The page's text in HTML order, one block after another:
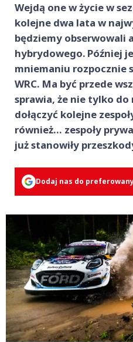
Wejdą one w życie w
kolejne dwa lata w
będziemy obserwowali
hybrydowego. Później
mniemaniu rozpocznie
WRC. Ma być przede
sprawia, że nie tylko
dołączyć kolejne
również… zespoły
już stanowiły
Dodaj nas do